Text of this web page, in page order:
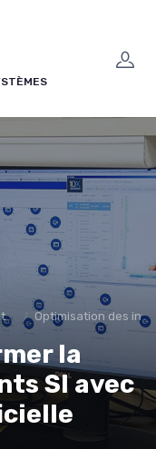
Optimisation des
la
SI avec